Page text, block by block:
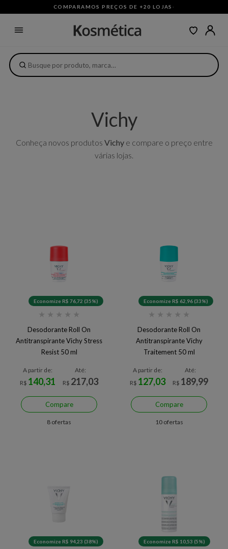
COMPARAMOS PREÇOS DE +20 LOJAS ·
Vichy
Conheça novos produtos Vichye compare o preço entre
várias lojas.
Economize R$ 76,72 (35%)
★ ★ ★ ★ ★
Desodorante Roll On
Antitranspirante Vichy Stress
Resist 50 ml
A partir de:
R$ 140,31
Até:
R$ 217,03
Compare
8 ofertas
Economize R$ 62,96 (33%)
★ ★ ★ ★ ★
Desodorante Roll On
Antitranspirante Vichy
Traitement 50 ml
A partir de:
R$ 127,03
Até:
R$ 189,99
Compare
10 ofertas
Economize R$ 94,23 (38%) Economize R$ 10,53 (5%)